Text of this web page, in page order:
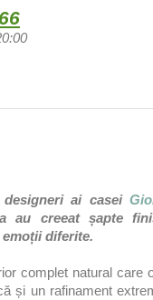
ai casei
au creeat șapte
diferite.
complet natural care
și un rafinament